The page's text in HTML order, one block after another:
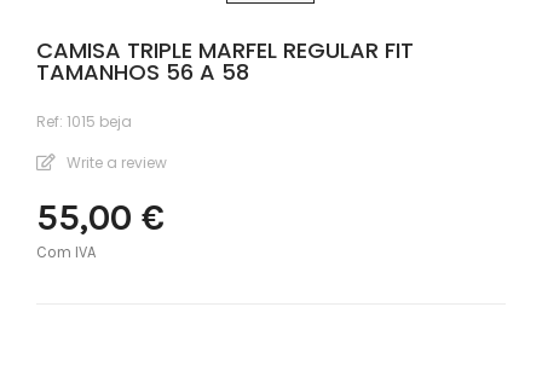
CAMISA TRIPLE MARFEL REGULAR FIT
TAMANHOS 56 A 58
Ref: 1015 beja
Write a review
55,00 €
Com IVA